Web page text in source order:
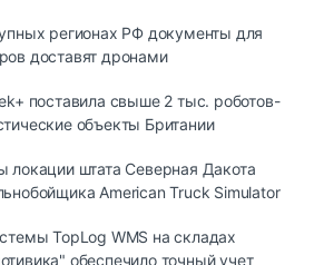
регионах РФ документы для
доставят дронами
поставила свыше 2 тыс. роботов-
объекты Британии
локации штата Северная Дакота
American Truck Simulator
TopLog WMS на складах
обеспечило точный учет